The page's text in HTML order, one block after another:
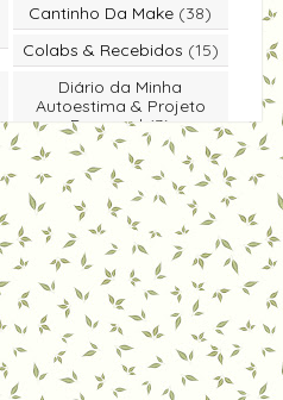
Cantinho Da Make (38)
Colabs & Recebidos (15)
Diário da Minha
Autoestima & Projeto
Rapunzel (3)
Educação & Literatura
(5)
Especiais & Homenagens
Moda & Estilo (18)
Participe Você Também
(39)
Vida & Bem-Estar
(31)